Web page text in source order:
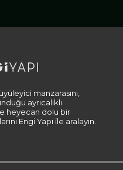
manzarasını,
ayrıcalıklı
heyecan dolu bir
Engi Yapı ile aralayın.